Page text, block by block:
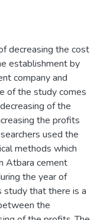
decreasing the cost
establishment by
company and
of the study comes
of the
the profits
used the
methods which
Atbara cement
the year of
that there is a
the